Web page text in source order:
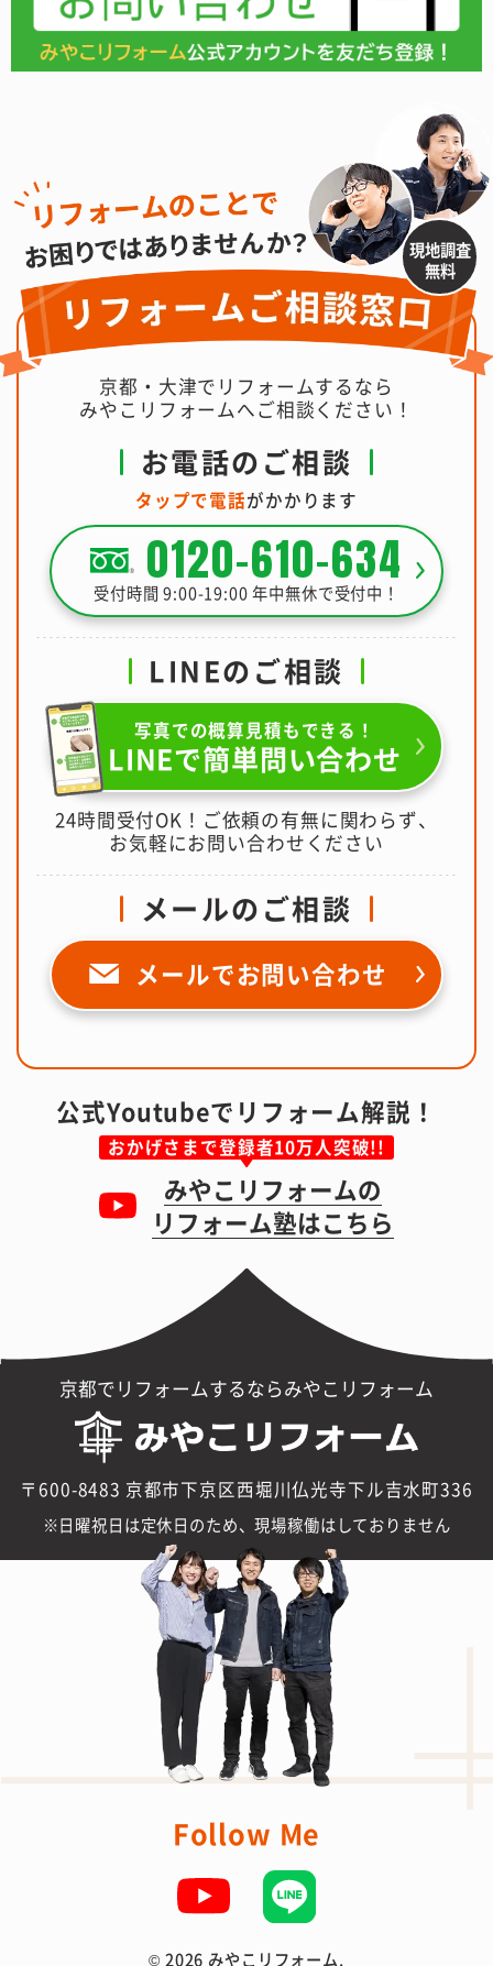
現地調査
無料
京都・大津でリフォームするなら
みやこリフォームへご相談ください！
お電話のご相談
タップで電話がかかります
0120-610-634
受付時間 9:00-19:00 年中無休で受付中！
LINEのご相談
写真での概算見積もできる！
LINEで簡単問い合わせ
24時間受付OK！ご依頼の有無に関わらず、
お気軽にお問い合わせください
メールのご相談
メールでお問い合わせ
公式Youtubeでリフォーム解説！
おかげさまで登録者10万人突破!!
みやこリフォームの
リフォーム塾はこちら
京都でリフォームするならみやこリフォーム
〒600-8483 京都市下京区西堀川仏光寺下ル吉水町336
日曜祝日は定休日のため、現場稼働はしておりません
Follow Me
© 2026 みやこリフォーム.